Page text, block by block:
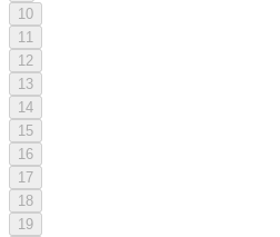
10
11
12
13
14
15
16
17
18
19